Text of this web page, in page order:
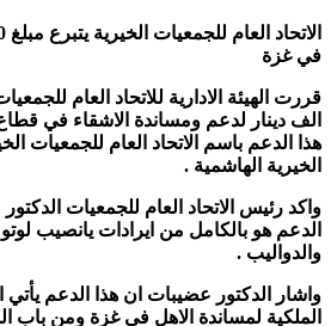
في غزة
الف دينار لدعم ومساندة الاشقاء في
هذا الدعم باسم الاتحاد العام للجمعيات
الخيرية الهاشمية .
واكد رئيس الاتحاد العام للجمعيات
الدعم هو بالكامل من ايرادات يانصيب
والدواليب .
واشار الدكتور عضيبات ان هذا الدعم يأتي
الملكية لمساندة الاهل في غزة ومن باب